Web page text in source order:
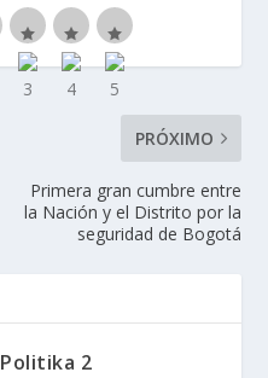
PRÓXIMO
Primera gran cumbre entre
la Nación y el Distrito por la
seguridad de Bogotá
Politika 2